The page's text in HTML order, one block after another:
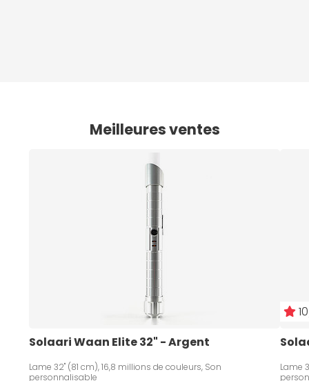
Meilleures ventes
Solaari Waan Elite 32" - Argent
Lame 32" (81 cm), 16,8 millions de couleurs, Son
personnalisable
Lame